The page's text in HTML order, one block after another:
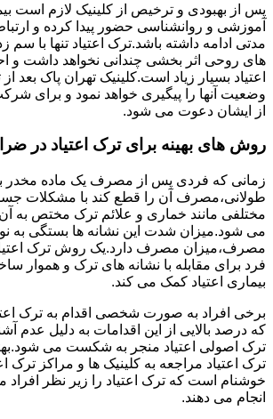
پس از بهبودی و ترخیص از کلینیک لازم است
آموزشی و روانشناسی حضور پیدا کرده و ارتباط
مدتی ادامه داشته باشد.ترک اعتیاد تنها با سم
های روحی اثر بخشی چندانی نخواهد داشت و
اعتیاد بسیار زیاد است.کلینیک تهران پاک بعد
وضعیت آنها را پیگیری خواهد نمود و برای
از ایشان دعوت می شود.
روش های بهینه برای ترک اعتیاد در
زمانی که فردی پس از مصرف یک ماده مخدر
طولانی،مصرف آن را قطع کند با مشکلات
مختلفی مانند خماری و علائم ترک مختص به
می شود.میزان شدت این نشانه ها بستگی به
مصرف،میزان مصرف دارد.یک روش ترک
فرد برای مقابله با نشانه های ترک و هموار
بیماری اعتیاد کمک می کند.
برخی افراد به صورت شخصی اقدام به ترک
که درصد بالایی از این اقدامات به دلیل عدم
ترک اصولی اعتیاد منجر به شکست می
ترک اعتیاد مراجعه به کلینیک ها و مراکز ترک
خوشنام است که ترک اعتیاد را زیر نظر
انجام می دهند.